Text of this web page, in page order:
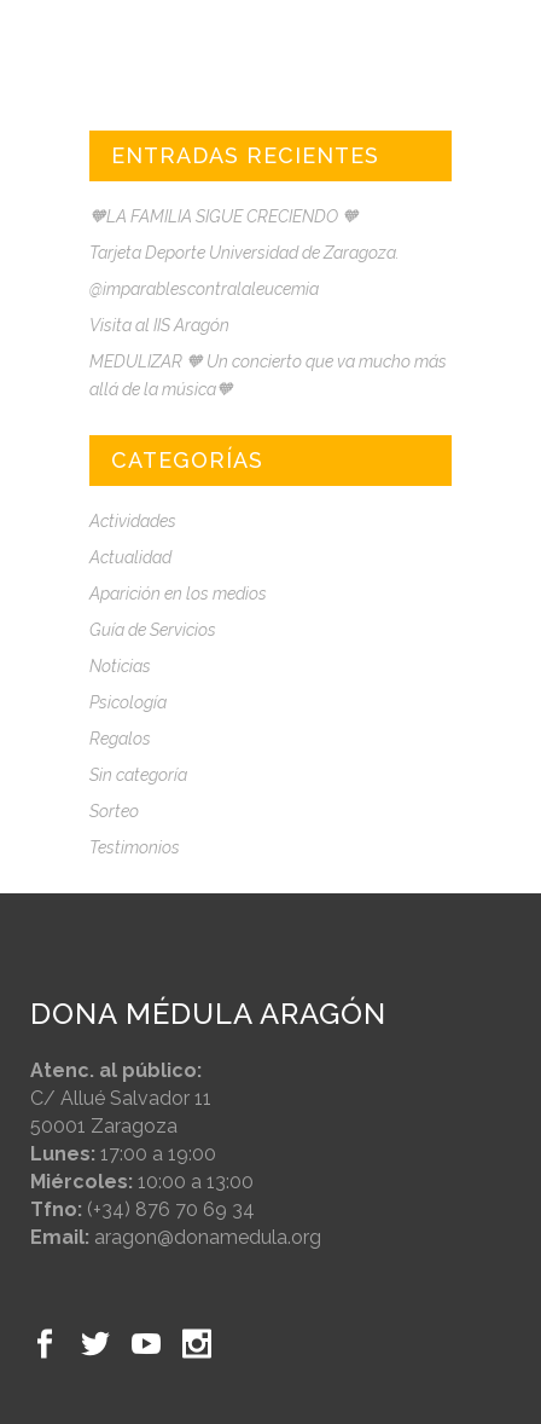
ENTRADAS RECIENTES
🧡LA FAMILIA SIGUE CRECIENDO 🧡
Tarjeta Deporte Universidad de Zaragoza.
@imparablescontralaleucemia
Visita al IIS Aragón
MEDULIZAR 🧡 Un concierto que va mucho más
allá de la música🧡
CATEGORÍAS
Actividades
Actualidad
Aparición en los medios
Guía de Servicios
Noticias
Psicología
Regalos
Sin categoría
Sorteo
Testimonios
DONA MÉDULA ARAGÓN
Atenc. al público:
C/ Allué Salvador 11
50001 Zaragoza
Lunes: 17:00 a 19:00
Miércoles: 10:00 a 13:00
Tfno: (+34) 876 70 69 34
Email: aragon@donamedula.org